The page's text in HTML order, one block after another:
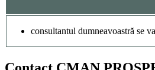
consultantul dumneavoastră se